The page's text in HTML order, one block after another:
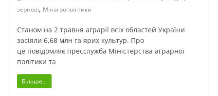
зернові, Мінагрополітики
Станом на 2 травня аграрії всіх областей України
засіяли 6,68 млн га ярих культур. Про
це повідомляє пресслужба Міністерства аграрної
політики та
Більше...